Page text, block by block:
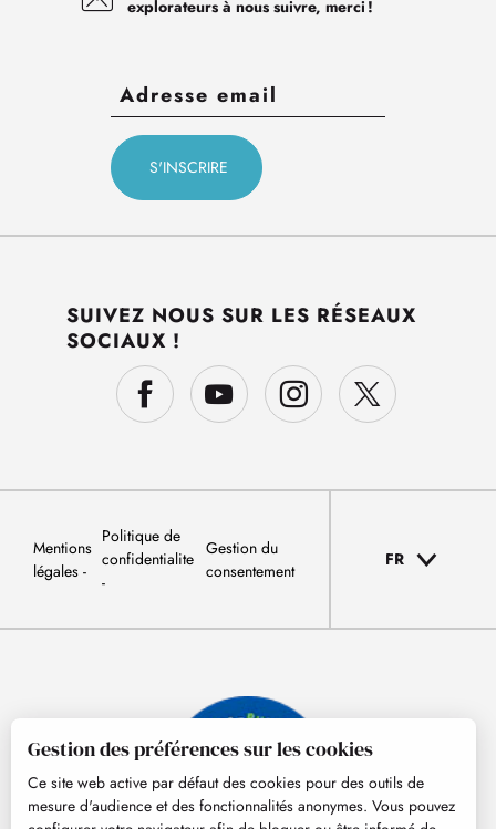
explorateurs à nous suivre, merci !
SUIVEZ NOUS SUR LES RÉSEAUX
SOCIAUX !
Mentions
légales
Politique de
confidentialite
Gestion du
consentement
FR
Gestion des préférences sur les cookies
Ce site web active par défaut des cookies pour des outils de
mesure d'audience et des fonctionnalités anonymes. Vous pouvez